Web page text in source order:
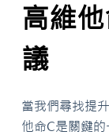
高維
議
當我們尋找提
他命C是關鍵